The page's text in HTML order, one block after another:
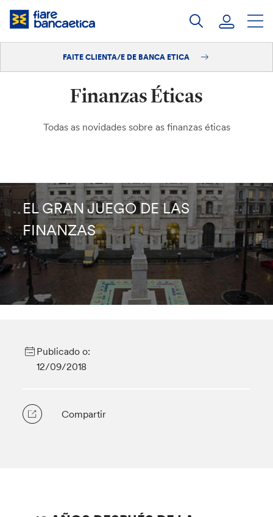
Saltar
FAITE CLIENTA/E DE BANCA ETICA
Finanzas Éticas
Todas as novidades sobre as finanzas éticas
EL GRAN JUEGO DE LAS
FINANZAS
Publicado o:
12/09/2018
Compartir